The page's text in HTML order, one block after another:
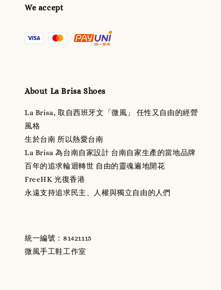
We accept
About La Brisa Shoes
La Brisa, 取自西班牙文「微風」 任性又自由的經營
風格
生於台南 所以熱愛台南
La Brisa 為台南自家設計 台南自家生產的當地品牌
百年的追求輪迴轉世 自由的靈魂遍地開花
FreeHK 光復香港
永遠支持追求民主、人權與獨立自由的人們
統一編號：81421115
微風手工鞋工作室